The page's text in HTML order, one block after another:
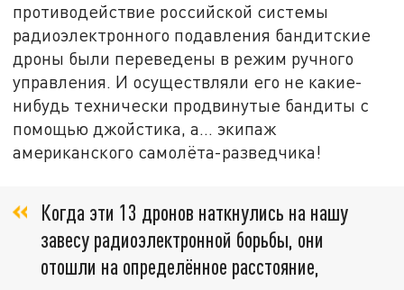
противодействие российской системы
радиоэлектронного подавления бандитские
дроны были переведены в режим ручного
управления. И осуществляли его не какие-
нибудь технически продвинутые бандиты с
помощью джойстика, а… экипаж
американского самолёта-разведчика!
Когда эти 13 дронов наткнулись на нашу
завесу радиоэлектронной борьбы, они
отошли на определённое расстояние,